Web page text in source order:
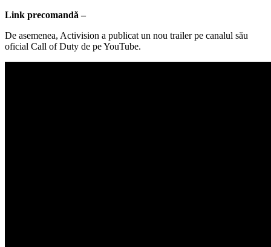
Link precomandă –
De asemenea, Activision a publicat un nou trailer pe canalul său
oficial Call of Duty de pe YouTube.